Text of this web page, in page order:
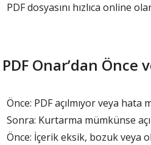
PDF dosyasını hızlıca online
PDF Onar’dan Önce
Önce: PDF açılmıyor veya hata
Sonra: Kurtarma mümkünse
Önce: İçerik eksik, bozuk veya